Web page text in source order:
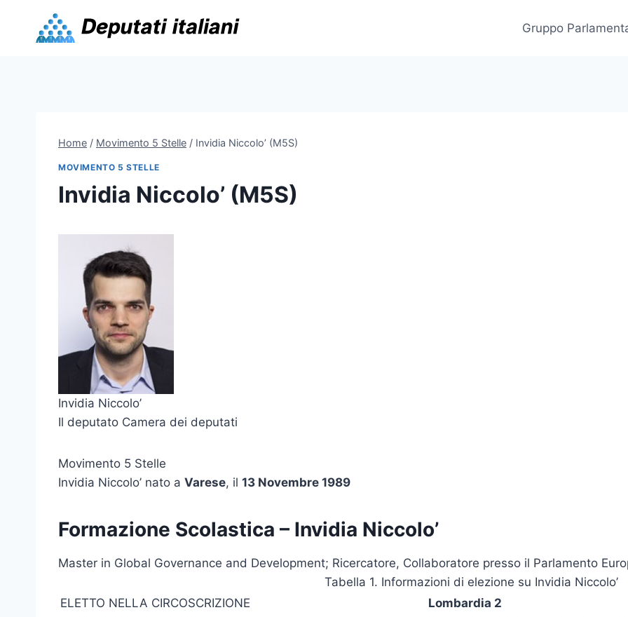
content
Gruppo
Home / Movimento 5 Stelle / Invidia Niccolo’ (M5S)
MOVIMENTO 5 STELLE
Invidia Niccolo’ (M5S)
Invidia Niccolo’
Il deputato Camera dei deputati
Movimento 5 Stelle
Invidia Niccolo’ nato a Varese, il 13 Novembre 1989
Formazione Scolastica – Invidia Niccolo’
Master in Global Governance and Development; Ricercatore, Collaboratore presso il Parlamento
Tabella 1. Informazioni di elezione su Invidia Niccolo’
ELETTO NELLA CIRCOSCRIZIONE
Lombardia 2